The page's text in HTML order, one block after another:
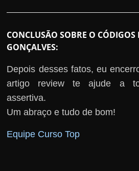
CONCLUSÃO SOBRE O
GONÇALVES:
Depois desses fatos, eu
artigo review te ajude a
assertiva.
Um abraço e tudo de bom!
Equipe Curso Top